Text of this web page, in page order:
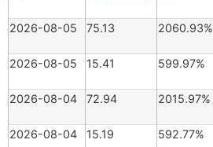
2026-08-05
75.13 2060.93%
2026-08-05
15.41 599.97%
2026-08-04
72.94 2015.97%
2026-08-04
15.19 592.77%